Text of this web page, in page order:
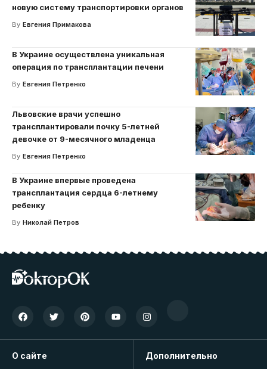
новую систему транспортировки органов
By Евгения Примакова
В Украине осуществлена уникальная
операция по трансплантации печени
By Евгения Петренко
Львовские врачи успешно
трансплантировали почку 5-летней
девочке от 9-месячного младенца
By Евгения Петренко
В Украине впервые проведена
трансплантация сердца 6-летнему
ребенку
By Николай Петров
О сайте Дополнительно